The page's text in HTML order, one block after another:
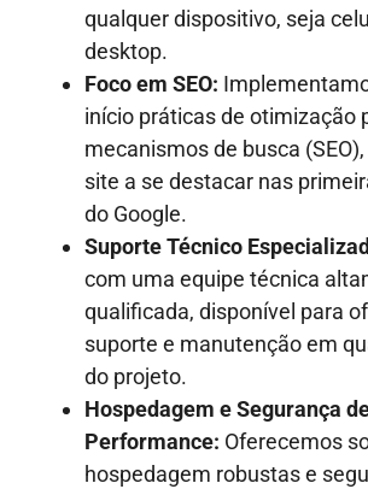
qualquer dispositivo, seja
desktop.
Foco em SEO:
início práticas de otimização
mecanismos de busca
site a se destacar nas
do Google.
Suporte Técnico
com uma equipe técnica
qualificada, disponível para
suporte e manutenção em
do projeto.
Hospedagem e Segurança
Performance: Oferecemos
hospedagem robustas e